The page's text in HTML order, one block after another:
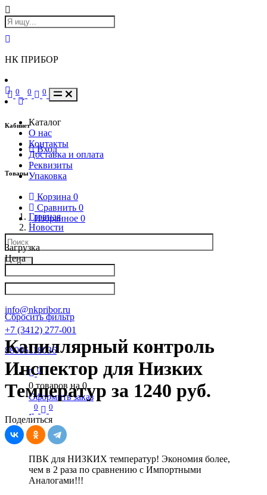
НК ПРИБОР
Кабинет
Вход
Товары
Корзина 0
Сравнить 0
Избранное 0
info@nkpribor.ru
+7 (3412) 277-001
88005118036
0
0 товаров на 0
Оформить заказ
0 0
0 0 0
Каталог
О нас
Контакты
Доставка и оплата
Реквизиты
Упаковка
Главная
Новости
Загрузка
Цена
Сбросить фильтр
Капиллярный контроль
Инспектор для Низких
Температур за 1240 руб.
Поделиться
ПВК для НИЗКИХ температур! Экономия более,
чем в 2 раза по сравнению с Импортными
Аналогами!!!